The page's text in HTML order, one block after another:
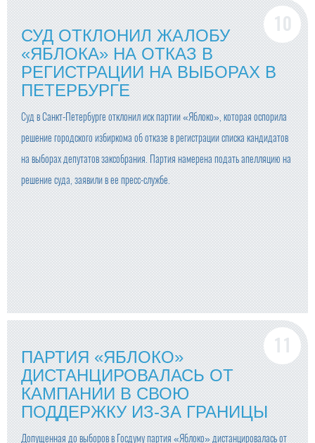
СУД ОТКЛОНИЛ ЖАЛОБУ
«ЯБЛОКА» НА ОТКАЗ В
РЕГИСТРАЦИИ НА ВЫБОРАХ В
ПЕТЕРБУРГЕ
Суд в Санкт-Петербурге отклонил иск партии «Яблоко», которая оспорила
решение городского избиркома об отказе в регистрации списка кандидатов
на выборах депутатов заксобрания. Партия намерена подать апелляцию на
решение суда, заявили в ее пресс-службе.
ПАРТИЯ «ЯБЛОКО»
ДИСТАНЦИРОВАЛАСЬ ОТ
КАМПАНИИ В СВОЮ
ПОДДЕРЖКУ ИЗ-ЗА ГРАНИЦЫ
Допущенная до выборов в Госдуму партия «Яблоко» дистанцировалась от